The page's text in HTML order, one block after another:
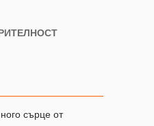
сърце от